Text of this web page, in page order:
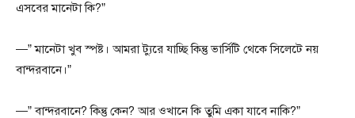
এসবের মানেটা কি?”
—” মানেটা খুব স্পষ্ট। আমরা ট্যুরে যাচ্ছি কিন্তু ভার্সিটি থেকে সিলেটে নয়
বান্দরবানে।”
—” বান্দরবানে? কিন্তু কেন? আর ওখানে কি তুমি একা যাবে নাকি?”